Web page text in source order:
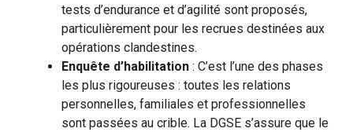
tests d’endurance et d’agilité sont proposés,
particulièrement pour les recrues destinées aux
opérations clandestines.
Enquête d’habilitation : C’est l’une des phases
les plus rigoureuses : toutes les relations
personnelles, familiales et professionnelles
sont passées au crible. La DGSE s’assure que le